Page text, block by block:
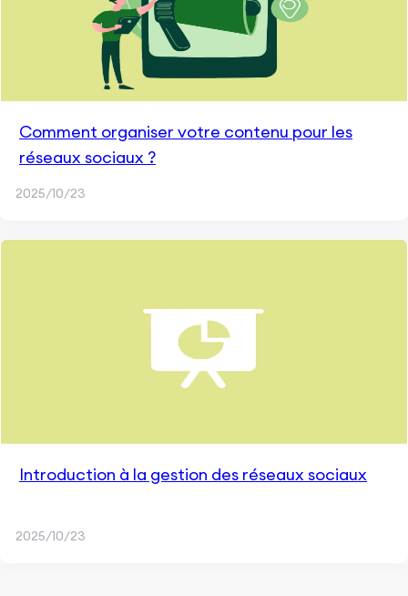
Comment organiser votre contenu pour les
réseaux sociaux ?
2025/10/23
Introduction à la gestion des réseaux sociaux
2025/10/23